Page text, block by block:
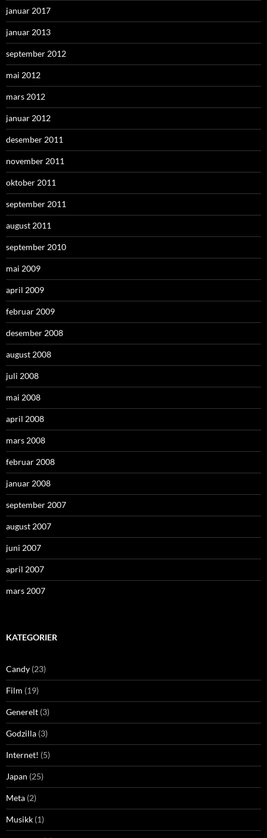
januar 2017
januar 2013
september 2012
mai 2012
mars 2012
januar 2012
desember 2011
november 2011
oktober 2011
september 2011
august 2011
september 2010
mai 2009
april 2009
februar 2009
desember 2008
august 2008
juli 2008
mai 2008
april 2008
mars 2008
februar 2008
januar 2008
september 2007
august 2007
juni 2007
april 2007
mars 2007
KATEGORIER
Candy (23)
Film (19)
Generelt (3)
Godzilla (3)
Internet! (5)
Japan (25)
Meta (2)
Musikk (1)